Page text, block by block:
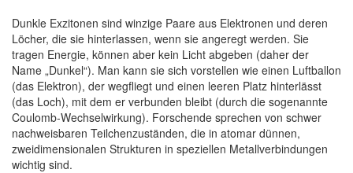
Dunkle Exzitonen sind winzige Paare aus Elektronen und deren
Löcher, die sie hinterlassen, wenn sie angeregt werden. Sie
tragen Energie, können aber kein Licht abgeben (daher der
Name „Dunkel“). Man kann sie sich vorstellen wie einen Luftballon
(das Elektron), der wegfliegt und einen leeren Platz hinterlässt
(das Loch), mit dem er verbunden bleibt (durch die sogenannte
Coulomb-Wechselwirkung). Forschende sprechen von schwer
nachweisbaren Teilchenzuständen, die in atomar dünnen,
zweidimensionalen Strukturen in speziellen Metallverbindungen
wichtig sind.